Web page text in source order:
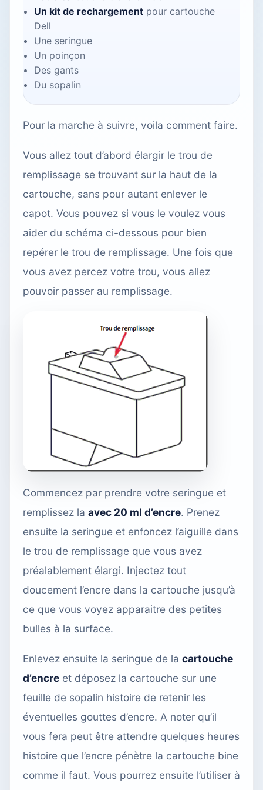
Un kit de rechargement pour cartouche
Dell
Une seringue
Un poinçon
Des gants
Du sopalin
Pour la marche à suivre, voila comment faire.
Vous allez tout d’abord élargir le trou de
remplissage se trouvant sur la haut de la
cartouche, sans pour autant enlever le
capot. Vous pouvez si vous le voulez vous
aider du schéma ci-dessous pour bien
repérer le trou de remplissage. Une fois que
vous avez percez votre trou, vous allez
pouvoir passer au remplissage.
Commencez par prendre votre seringue et
remplissez la avec 20 ml d’encre. Prenez
ensuite la seringue et enfoncez l’aiguille dans
le trou de remplissage que vous avez
préalablement élargi. Injectez tout
doucement l’encre dans la cartouche jusqu’à
ce que vous voyez apparaitre des petites
bulles à la surface.
Enlevez ensuite la seringue de la cartouche
d’encre et déposez la cartouche sur une
feuille de sopalin histoire de retenir les
éventuelles gouttes d’encre. A noter qu’il
vous fera peut être attendre quelques heures
histoire que l’encre pénètre la cartouche bine
comme il faut. Vous pourrez ensuite l’utiliser à